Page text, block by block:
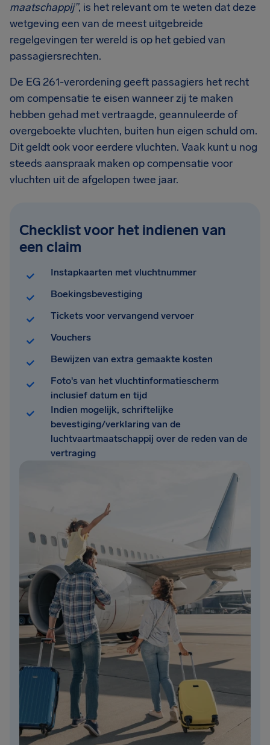
maatschappij”, is het relevant om te weten dat deze
wetgeving een van de meest uitgebreide
regelgevingen ter wereld is op het gebied van
passagiersrechten.
De EG 261-verordening geeft passagiers het recht
om compensatie te eisen wanneer zij te maken
hebben gehad met vertraagde, geannuleerde of
overgeboekte vluchten, buiten hun eigen schuld om.
Dit geldt ook voor eerdere vluchten. Vaak kunt u nog
steeds aanspraak maken op compensatie voor
vluchten uit de afgelopen twee jaar.
Checklist voor het indienen van
een claim
Instapkaarten met vluchtnummer
Boekingsbevestiging
Tickets voor vervangend vervoer
Vouchers
Bewijzen van extra gemaakte kosten
Foto's van het vluchtinformatiescherm
inclusief datum en tijd
Indien mogelijk, schriftelijke
bevestiging/verklaring van de
luchtvaartmaatschappij over de reden van de
vertraging